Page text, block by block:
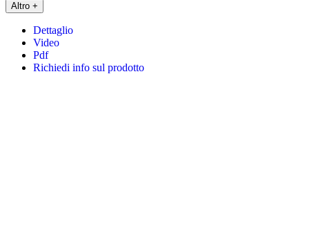
Altro +
Dettaglio
Video
Pdf
Richiedi info sul prodotto